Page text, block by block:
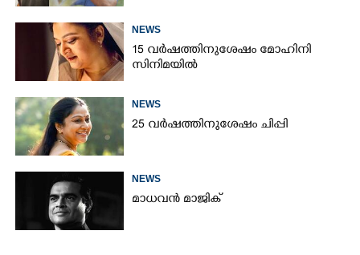
NEWS
15 വർഷത്തിനുശേഷം മോഹിനി
സിനിമയിൽ
NEWS
25 വർഷത്തിനുശേഷം ചിപ്പി
NEWS
മാധവൻ മാജിക്